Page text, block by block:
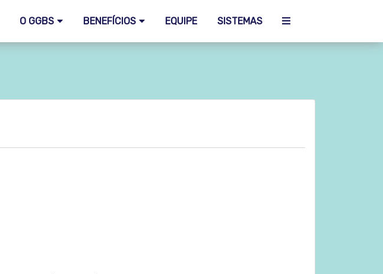
O GGBS BENEFÍCIOS EQUIPE SISTEMAS